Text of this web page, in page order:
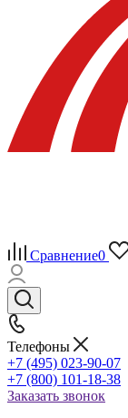
Сравнение0
Телефоны
+7 (495) 023-90-07
+7 (800) 101-18-38
Заказать звонок